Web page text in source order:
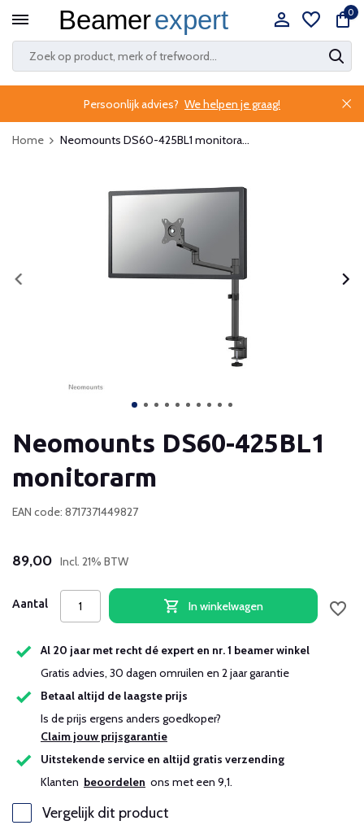
0
Persoonlijk advies? We helpen je graag!
Home Neomounts DS60-425BL1 monitora...
Neomounts DS60-425BL1
monitorarm
EAN code: 8717371449827
89,00 Incl. 21% BTW
Aantal In winkelwagen
Al 20 jaar met recht dé expert en nr. 1 beamer winkel
Gratis advies, 30 dagen omruilen en 2 jaar garantie
Betaal altijd de laagste prijs
Is de prijs ergens anders goedkoper?
Claim jouw prijsgarantie
Uitstekende service en altijd gratis verzending
Klanten beoordelen ons met een 9,1.
Vergelijk dit product